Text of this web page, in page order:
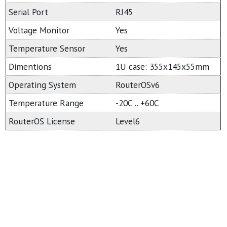
Serial Port
RJ45
Voltage Monitor
Yes
Temperature Sensor
Yes
Dimentions
1U case: 355x145x55mm
Operating System
RouterOSv6
Temperature Range
-20C .. +60C
RouterOS License
Level6